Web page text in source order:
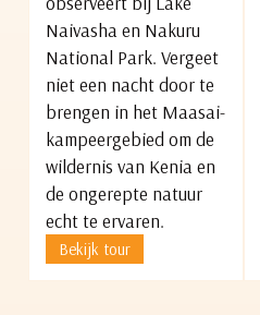
Naivasha en Nakuru
National Park. Vergeet
niet een nacht door te
brengen in het Maasai-
kampeergebied om de
wildernis van Kenia en
de ongerepte natuur
echt te ervaren.
Bekijk tour